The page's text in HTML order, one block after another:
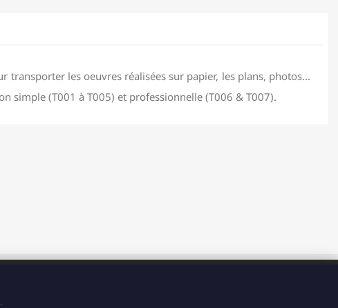
les oeuvres réalisées sur papier, les plans, photos...
simple (T001 à T005) et professionnelle (T006 & T007).